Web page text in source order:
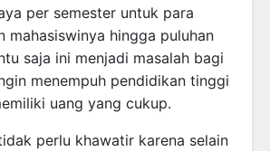
per semester untuk para
mahasiswinya hingga puluhan
saja ini menjadi masalah bagi
menempuh pendidikan tinggi
uang yang cukup.
perlu khawatir karena selain